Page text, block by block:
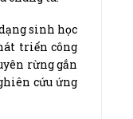
sinh học
triển công
rừng gắn
cứu ứng